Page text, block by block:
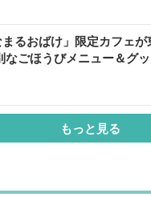
るおばけ」限定カフェが
なごほうびメニュー＆グ
もっと見る